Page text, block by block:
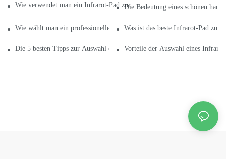
Wie verwendet man ein Infrarot-Pad zur Schmerzlinderung für Ihr neues
Die Bedeutung eines schönen
Wie wählt man ein professionelles Infrarot-Pad zur Schmerzlinderung?
Was ist das beste Infrarot-Pad zur
Die 5 besten Tipps zur Auswahl eines Infrarot-Pads zur
Vorteile der Auswahl eines